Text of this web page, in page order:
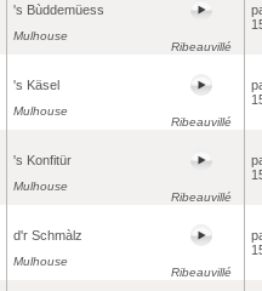
's Bùddemüess
Mulhouse
Ribeauvillé
's Käsel
Mulhouse
Ribeauvillé
's Konfitür
Mulhouse
Ribeauvillé
d'r Schmàlz
Mulhouse
Ribeauvillé